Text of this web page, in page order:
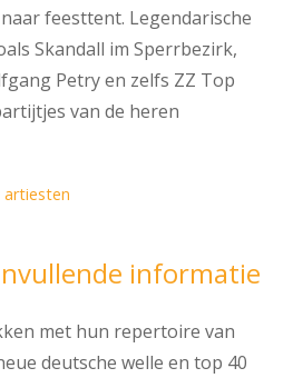
feesttent. Legendarische
Skandall im Sperrbezirk,
Petry en zelfs ZZ Top
van de heren
informatie
met hun repertoire van
deutsche welle en top 40